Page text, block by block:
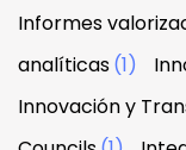
Informes
analíticas(1)
Innovación y